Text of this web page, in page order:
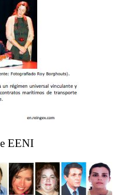
el Comercio de
al Comercio
a la Expedición
Comercio
(OMA)
Terrestre
EENI